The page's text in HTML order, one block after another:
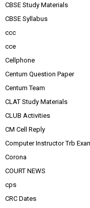
CBSE Study Materials
CBSE Syllabus
ccc
cce
Cellphone
Centum Question Paper
Centum Team
CLAT Study Materials
CLUB Activities
CM Cell Reply
Computer Instructor Trb
Corona
COURT NEWS
cps
CRC Dates